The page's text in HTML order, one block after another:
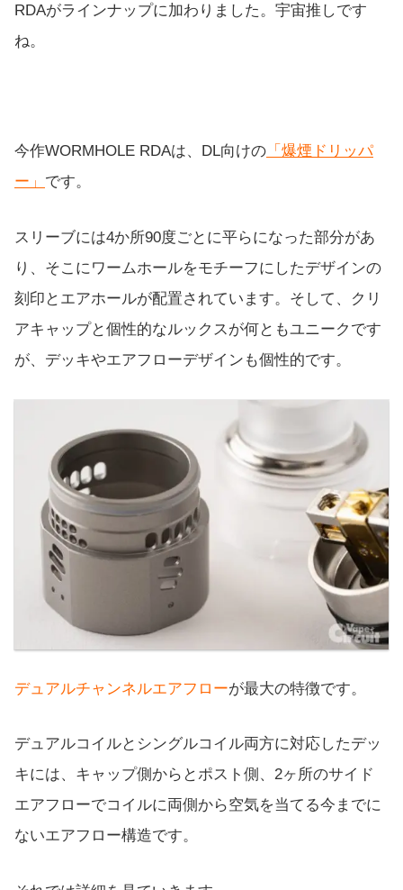
RDAがラインナップに加わりました。宇宙推しです
ね。
今作WORMHOLE RDAは、DL向けの 「爆煙ドリッパ
ー」 です。
スリーブには4か所90度ごとに平らになった部分があ
り、そこにワームホールをモチーフにしたデザインの
刻印とエアホールが配置されています。そして、クリ
アキャップと個性的なルックスが何ともユニークです
が、デッキやエアフローデザインも個性的です。
デュアルチャンネルエアフローが最大の特徴です。
デュアルコイルとシングルコイル両方に対応したデッ
キには、キャップ側からとポスト側、2ヶ所のサイド
エアフローでコイルに両側から空気を当てる今までに
ないエアフロー構造です。